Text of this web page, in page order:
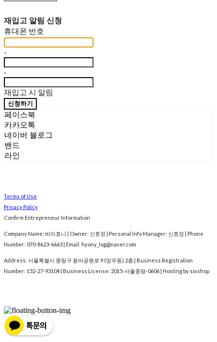
재입고 알림 신청
휴대폰 번호
-
-
재입고 시 알림
신청하기
페이스북
카카오톡
네이버 블로그
밴드
라인
Terms of Use
Privacy Policy
Confirm Entrepreneur Information
Company Name: 바이효니 | Owner: 신효정 | Personal Info Manager: 신효정 | Phone
Number: 070-8623-6663 | Email: hyony_log@naver.com
Address: 서울특별시 중랑구 용마공원로 9 (망우동) 2층 | Business Registration
Number: 132-27-93104 | Business License: 2015-서울중랑-0606 | Hosting by sixshop